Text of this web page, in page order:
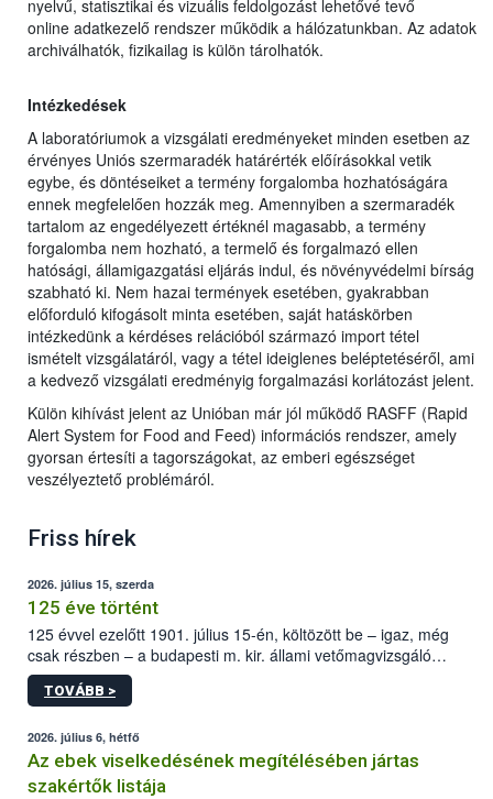
nyelvű, statisztikai és vizuális feldolgozást lehetővé tevő
online adatkezelő rendszer működik a hálózatunkban. Az adatok
archiválhatók, fizikailag is külön tárolhatók.
Intézkedések
A laboratóriumok a vizsgálati eredményeket minden esetben az
érvényes Uniós szermaradék határérték előírásokkal vetik
egybe, és döntéseiket a termény forgalomba hozhatóságára
ennek megfelelően hozzák meg. Amennyiben a szermaradék
tartalom az engedélyezett értéknél magasabb, a termény
forgalomba nem hozható, a termelő és forgalmazó ellen
hatósági, államigazgatási eljárás indul, és növényvédelmi bírság
szabható ki. Nem hazai termények esetében, gyakrabban
előforduló kifogásolt minta esetében, saját hatáskörben
intézkedünk a kérdéses relációból származó import tétel
ismételt vizsgálatáról, vagy a tétel ideiglenes beléptetéséről, ami
a kedvező vizsgálati eredményig forgalmazási korlátozást jelent.
Külön kihívást jelent az Unióban már jól működő RASFF (Rapid
Alert System for Food and Feed) információs rendszer, amely
gyorsan értesíti a tagországokat, az emberi egészséget
veszélyeztető problémáról.
Friss hírek
2026. július 15, szerda
125 éve történt
125 évvel ezelőtt 1901. július 15-én, költözött be – igaz, még
csak részben – a budapesti m. kir. állami vetőmagvizsgáló
állomás a Kis Rókus utca 15. szám alatti, Czigler Győző által
tervezett új épületébe.
TOVÁBB >
2026. július 6, hétfő
Az ebek viselkedésének megítélésében jártas
szakértők listája